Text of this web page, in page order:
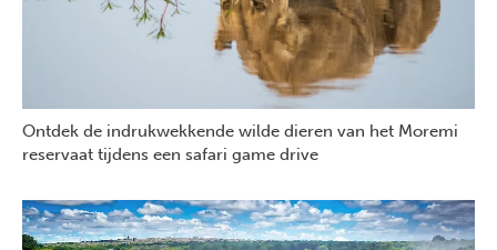
Ontdek de indrukwekkende wilde dieren van het Moremi
reservaat tijdens een safari game drive